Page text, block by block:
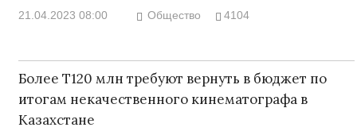
21.04.2023 08:00 Общество 4104
Более Т120 млн требуют вернуть в бюджет по
итогам некачественного кинематографа в
Казахстане